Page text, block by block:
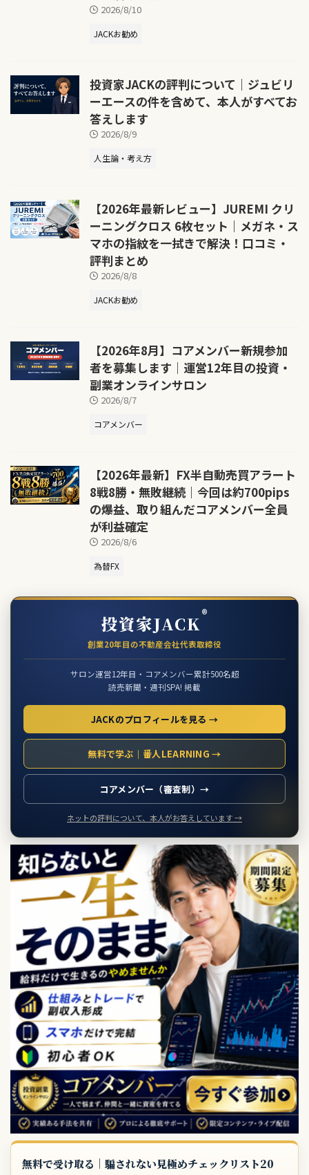
2026/8/10
JACKお勧め
投資家JACKの評判について｜ジュビリ
ーエースの件を含めて、本人がすべてお
答えします
2026/8/9
人生論・考え方
【2026年最新レビュー】JUREMI クリ
ーニングクロス 6枚セット｜メガネ・ス
マホの指紋を一拭きで解決！口コミ・
評判まとめ
2026/8/8
JACKお勧め
【2026年8月】コアメンバー新規参加
者を募集します｜運営12年目の投資・
副業オンラインサロン
2026/8/7
コアメンバー
【2026年最新】FX半自動売買アラート
8戦8勝・無敗継続｜今回は約700pips
の爆益、取り組んだコアメンバー全員
が利益確定
2026/8/6
為替FX
投資家JACK®
創業20年目の不動産会社代表取締役
サロン運営12年目・コアメンバー累計500名超
読売新聞・週刊SPA! 掲載
JACKのプロフィールを見る →
無料で学ぶ｜番人LEARNING →
コアメンバー（審査制）→
ネットの評判について、本人がお答えしています →
無料で受け取る｜騙されない見極めチェックリスト20